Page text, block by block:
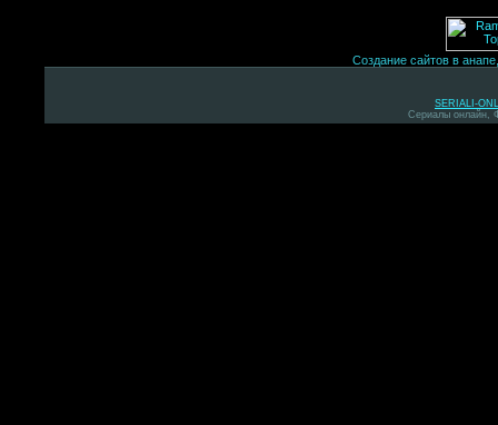
Создание сайтов в
SERIALI-
Сериалы онлайн,